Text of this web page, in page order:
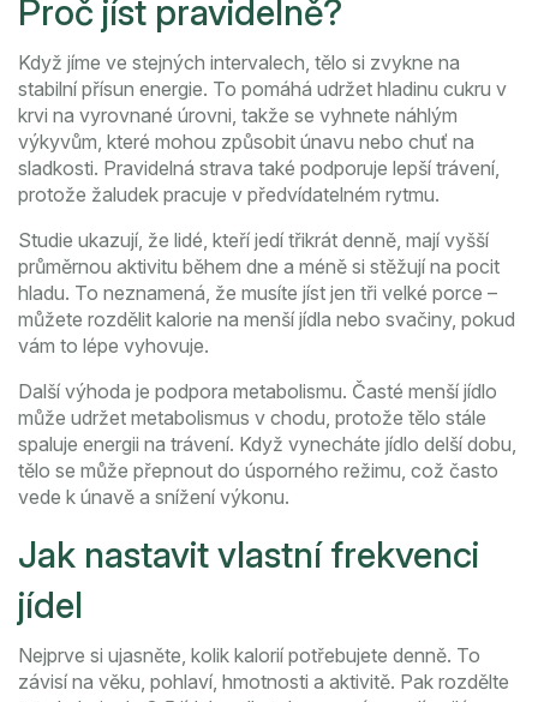
Proč jíst pravidelně?
Když jíme ve stejných intervalech, tělo si zvykne na
stabilní přísun energie. To pomáhá udržet hladinu cukru v
krvi na vyrovnané úrovni, takže se vyhnete náhlým
výkyvům, které mohou způsobit únavu nebo chuť na
sladkosti. Pravidelná strava také podporuje lepší trávení,
protože žaludek pracuje v předvídatelném rytmu.
Studie ukazují, že lidé, kteří jedí třikrát denně, mají vyšší
průměrnou aktivitu během dne a méně si stěžují na pocit
hladu. To neznamená, že musíte jíst jen tři velké porce –
můžete rozdělit kalorie na menší jídla nebo svačiny, pokud
vám to lépe vyhovuje.
Další výhoda je podpora metabolismu. Časté menší jídlo
může udržet metabolismus v chodu, protože tělo stále
spaluje energii na trávení. Když vynecháte jídlo delší dobu,
tělo se může přepnout do úsporného režimu, což často
vede k únavě a snížení výkonu.
Jak nastavit vlastní frekvenci
jídel
Nejprve si ujasněte, kolik kalorií potřebujete denně. To
závisí na věku, pohlaví, hmotnosti a aktivitě. Pak rozdělte